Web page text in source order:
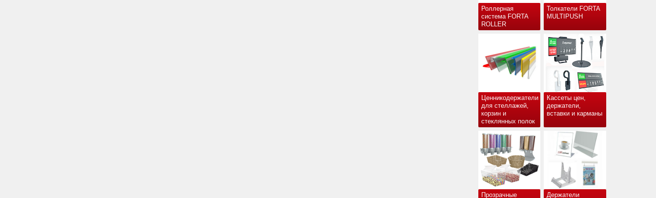
Роллерная
система FORTA
ROLLER
Толкатели FORTA
MULTIPUSH
Ценникодержатели
для стеллажей,
корзин и
стеклянных полок
Кассеты цен,
держатели,
вставки и карманы
Прозрачные Держатели